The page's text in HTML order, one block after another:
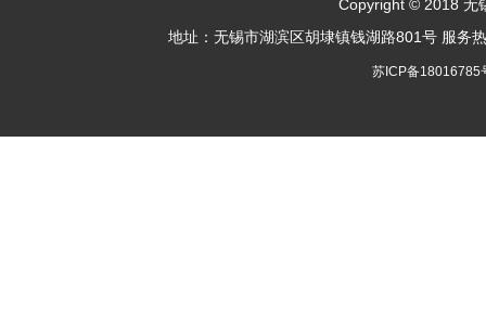
Copyright © 2018 无
地址：无锡市湖滨区胡埭镇钱湖路801号 服
苏ICP备18016785